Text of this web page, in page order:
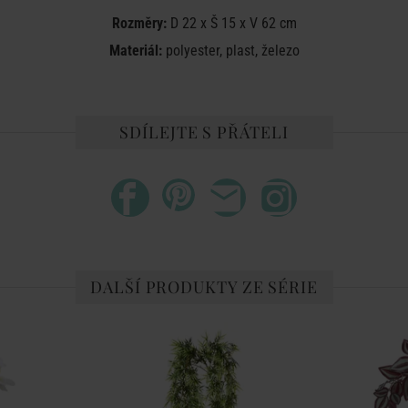
Rozměry:D 22 x Š 15 x V 62 cm
Materiál:polyester, plast, železo
SDÍLEJTE S PŘÁTELI
DALŠÍ PRODUKTY ZE SÉRIE